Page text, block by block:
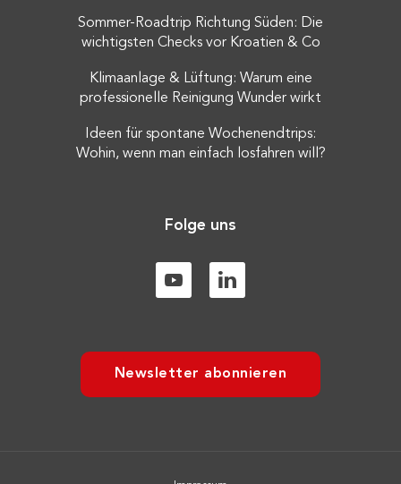
Sommer-Roadtrip Richtung Süden: Die
wichtigsten Checks vor Kroatien & Co
Klimaanlage & Lüftung: Warum eine
professionelle Reinigung Wunder wirkt
Ideen für spontane Wochenendtrips:
Wohin, wenn man einfach losfahren will?
Folge uns
Newsletter abonnieren